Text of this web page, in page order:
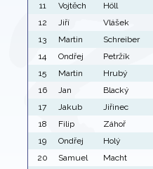
11
Vojtěch
Höll
12
Jiří
Vlášek
13
Martin
Schreiber
14
Ondřej
Petržík
15
Martin
Hrubý
16
Jan
Blacký
17
Jakub
Jiřinec
18
Filip
Záhoř
19
Ondřej
Holý
20
Samuel
Macht